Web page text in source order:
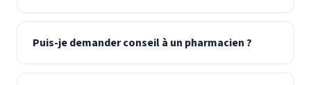
Puis-je demander conseil à un pharmacien ?